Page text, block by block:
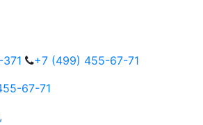
+7 (499) 455-67-71
67-71